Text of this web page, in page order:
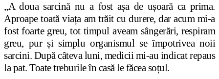
„A doua sarcină nu a fost așa de ușoară ca prima.
Aproape toată viața am trăit cu durere, dar acum mi-a
fost foarte greu, tot timpul aveam sângerări, respiram
greu, pur și simplu organismul se împotrivea noii
sarcini. După câteva luni, medicii mi-au indicat repaus
la pat. Toate treburile în casă le făcea soțul.